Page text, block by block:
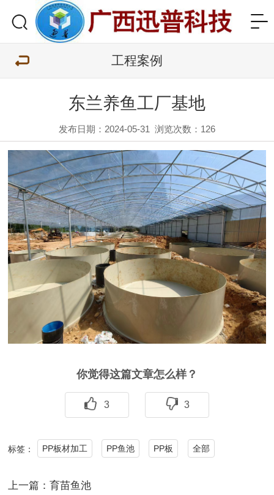
工程案例
东兰养鱼工厂基地
发布日期：2024-05-31 浏览次数： 126
你觉得这篇文章怎么样？
3 3
标签： PP板材加工 PP鱼池 PP板 全部
上一篇：育苗鱼池